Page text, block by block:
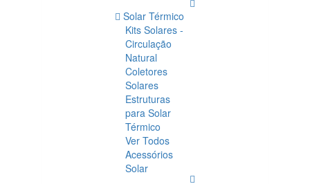
Solar Térmico
Kits Solares -
Circulação
Natural
Coletores
Solares
Estruturas
para Solar
Térmico
Ver Todos
Acessórios
Solar